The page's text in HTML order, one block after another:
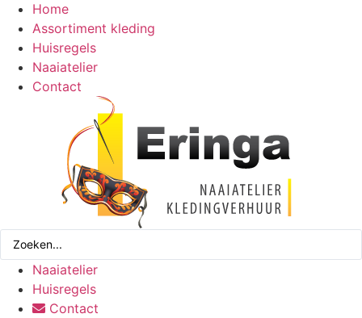
Home
Assortiment kleding
Huisregels
Naaiatelier
Contact
Search
Naaiatelier
Huisregels
Contact